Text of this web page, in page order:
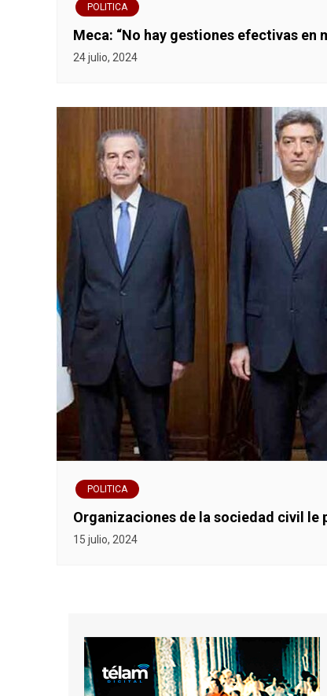
POLITICA
Meca: “No hay gestiones efectivas
24 julio, 2024
POLITICA
Organizaciones de la sociedad civil le
15 julio, 2024